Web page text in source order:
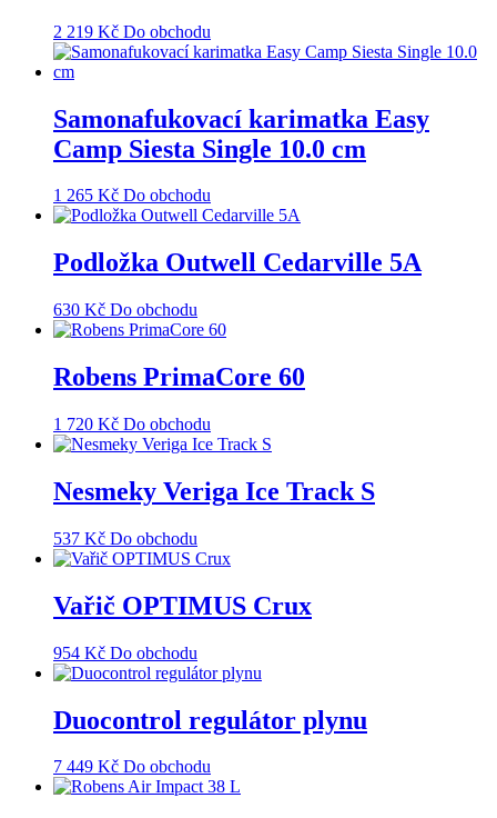
2 219 Kč Do obchodu
Samonafukovací karimatka Easy
Camp Siesta Single 10.0 cm
1 265 Kč Do obchodu
Podložka Outwell Cedarville 5A
630 Kč Do obchodu
Robens PrimaCore 60
1 720 Kč Do obchodu
Nesmeky Veriga Ice Track S
537 Kč Do obchodu
Vařič OPTIMUS Crux
954 Kč Do obchodu
Duocontrol regulátor plynu
7 449 Kč Do obchodu